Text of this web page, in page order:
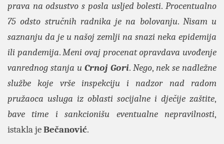
prava na odsustvo s posla usljed bolesti.Procentualno
75 odsto stručnih radnika je na bolovanju. Nisam u
saznanju da je u našoj zemlji na snazi neka epidemija
ili pandemija.Meni ovaj procenat opravdava uvođenje
vanrednog stanja uCrnoj Gori. Nego, nek se nadležne
službe koje vrše inspekciju i nadzor nad radom
pružaoca usluga iz oblasti socijalne i dječije zaštite,
bave time i sankcionišu eventualne nepravilnosti,
istakla jeBečanović.